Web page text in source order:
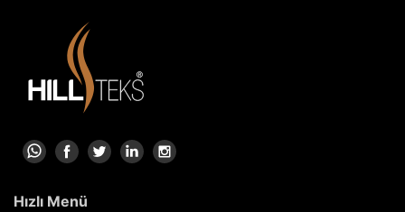
Hızlı Menü